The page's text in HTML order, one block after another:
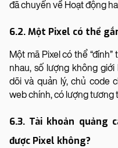
đã chuyển về Hoạt động
6.2. Một Pixel có thể
Một mã Pixel có thể
nhau, số lượng không
dõi và quản lý, chủ code
web chính, có lượng tương
6.3. Tài khoản quảng
được Pixel không?